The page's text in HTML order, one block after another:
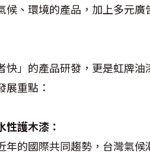
候、環境的產品，加上多元
快」的產品研發，更是虹牌
展重點：
護木漆：
年的國際共同趨勢，台灣氣